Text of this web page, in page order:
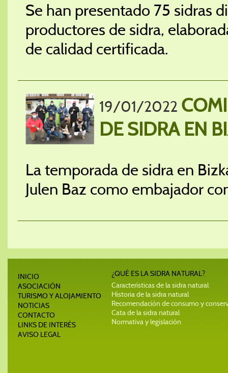
Se han presentado 75 sidras
productores de sidra,
de calidad certificada.
19/01/2022
DE SIDRA EN
La temporada de sidra en
Julen Baz como embajador
INICIO
ASOCIACIÓN
TURISMO Y ALOJAMIENTO
NOTICIAS
CONTACTO
LINKS DE INTERÉS
AVISO LEGAL
¿QUÉ ES LA SIDRA NATURAL?
Características de la sidra natural
Historia de la sidra natural
Recomendación de consumo y
Cata de la sidra natural
Normativa y legislación